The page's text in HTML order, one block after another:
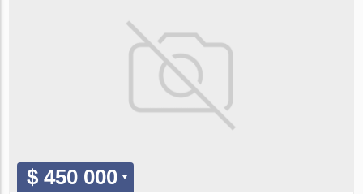
$ 450 000